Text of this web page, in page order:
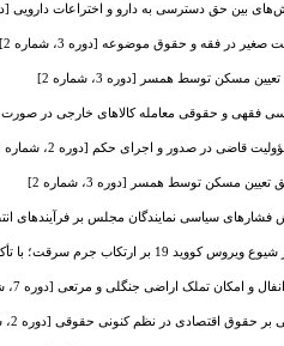
بین حق دسترسی به دارو و اختراعات دارویی [دوره 1،
صغیر در فقه و حقوق موضوعه [دوره 3، شماره 2]
مسکن توسط همسر [دوره 3، شماره 2]
فقهی و حقوقی معامله کالاهای خارجی در صورت وجود
قاضی در صدور و اجرای حکم [دوره 2، شماره 2]
تعیین مسکن توسط همسر [دوره 3، شماره 2]
سیاسی نمایندگان مجلس بر فرآیندهای
جرم سرقت؛ با تأکید بر نظریه فوق اشباع جنایی [دوره 2، شماره 1]
و امکان تملک اراضی جنگلی و مرتعی [دوره 7، شماره 1]
بر حقوق اقتصادی در نظم کنونی حقوقی [دوره 2، شماره 1]